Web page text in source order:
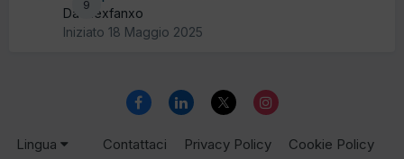
9
Da Alexfanxo
Iniziato 18 Maggio 2025
Lingua Contattaci Privacy Policy
Cookie Policy